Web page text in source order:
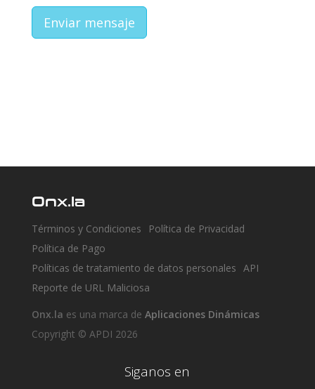
Enviar mensaje
Onx.la
Términos y Condiciones
Política de Privacidad
Política de Pago
Políticas de tratamiento de datos personales API
Reporte de URL Maliciosa
Onx.la es una marca de Aplicaciones Dinámicas
Copyright © APDI 2026
Siganos en